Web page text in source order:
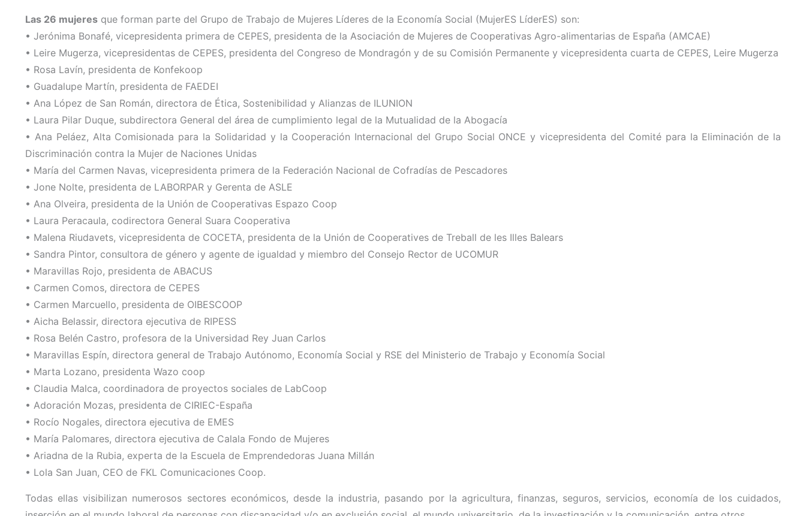
Las 26 mujeres que forman parte del Grupo de Trabajo de Mujeres Líderes de la Economía Social (MujerES LíderES) son:
• Jerónima Bonafé, vicepresidenta primera de CEPES, presidenta de la Asociación de Mujeres de Cooperativas Agro-alimentarias de España (AMCAE)
• Leire Mugerza, vicepresidentas de CEPES, presidenta del Congreso de Mondragón y de su Comisión Permanente y vicepresidenta cuarta de CEPES, Leire Mugerza
• Rosa Lavín, presidenta de Konfekoop
• Guadalupe Martín, presidenta de FAEDEI
• Ana López de San Román, directora de Ética, Sostenibilidad y Alianzas de ILUNION
• Laura Pilar Duque, subdirectora General del área de cumplimiento legal de la Mutualidad de la Abogacía
• Ana Peláez, Alta Comisionada para la Solidaridad y la Cooperación Internacional del Grupo Social ONCE y vicepresidenta del Comité para la Eliminación de la
Discriminación contra la Mujer de Naciones Unidas
• María del Carmen Navas, vicepresidenta primera de la Federación Nacional de Cofradías de Pescadores
• Jone Nolte, presidenta de LABORPAR y Gerenta de ASLE
• Ana Olveira, presidenta de la Unión de Cooperativas Espazo Coop
• Laura Peracaula, codirectora General Suara Cooperativa
• Malena Riudavets, vicepresidenta de COCETA, presidenta de la Unión de Cooperatives de Treball de les Illes Balears
• Sandra Pintor, consultora de género y agente de igualdad y miembro del Consejo Rector de UCOMUR
• Maravillas Rojo, presidenta de ABACUS
• Carmen Comos, directora de CEPES
• Carmen Marcuello, presidenta de OIBESCOOP
• Aicha Belassir, directora ejecutiva de RIPESS
• Rosa Belén Castro, profesora de la Universidad Rey Juan Carlos
• Maravillas Espín, directora general de Trabajo Autónomo, Economía Social y RSE del Ministerio de Trabajo y Economía Social
• Marta Lozano, presidenta Wazo coop
• Claudia Malca, coordinadora de proyectos sociales de LabCoop
• Adoración Mozas, presidenta de CIRIEC-España
• Rocío Nogales, directora ejecutiva de EMES
• María Palomares, directora ejecutiva de Calala Fondo de Mujeres
• Ariadna de la Rubia, experta de la Escuela de Emprendedoras Juana Millán
• Lola San Juan, CEO de FKL Comunicaciones Coop.
Todas ellas visibilizan numerosos sectores económicos, desde la industria, pasando por la agricultura, finanzas, seguros, servicios, economía de los cuidados,